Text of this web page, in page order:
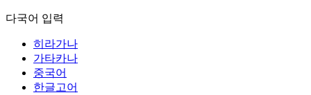
다국어 입력
히라가나
가타카나
중국어
한글고어